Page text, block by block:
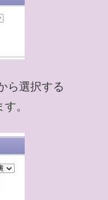
ら選択する
。